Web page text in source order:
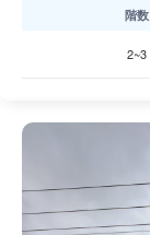
階数
2~3